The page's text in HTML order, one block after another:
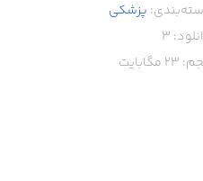
پزشکی
3
23 مگابایت